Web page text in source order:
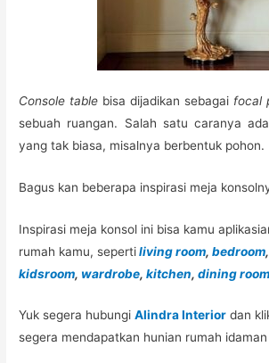
Console table bisa dijadikan sebagai focal
sebuah ruangan. Salah satu caranya
yang tak biasa, misalnya berbentuk pohon.
Bagus kan beberapa inspirasi meja
Inspirasi meja konsol ini bisa kamu
rumah kamu, sepertiliving room,bedroom
kidsroom, wardrobe,kitchen,dining
Yuk segera hubungiAlindra Interior dan
segera mendapatkan hunian rumah